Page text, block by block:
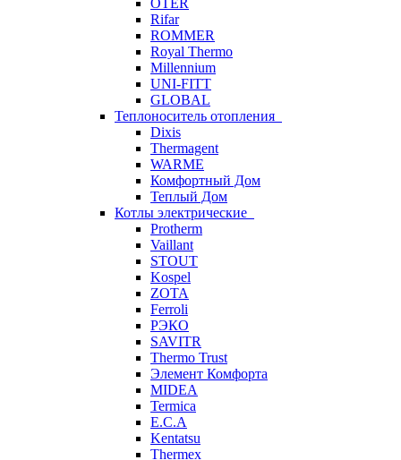
OTER
Rifar
ROMMER
Royal Thermo
Millennium
UNI-FITT
GLOBAL
Теплоноситель отопления
Dixis
Thermagent
WARME
Комфортный Дом
Теплый Дом
Котлы электрические
Protherm
Vaillant
STOUT
Kospel
ZOTA
Ferroli
РЭКО
SAVITR
Thermo Trust
Элемент Комфорта
MIDEA
Termica
E.C.A
Kentatsu
Thermex